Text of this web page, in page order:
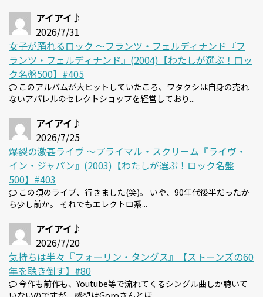
アイアイ♪
2026/7/31
女子が踊れるロック 〜フランツ・フェルディナンド『フ
ランツ・フェルディナンド』(2004)【わたしが選ぶ！ロッ
ク名盤500】#405
このアルバムが大ヒットしていたころ、ワタクシは自身の売れ
ないアパレルのセレクトショップを経営しており...
アイアイ♪
2026/7/25
爆裂の激甚ライヴ 〜プライマル・スクリーム『ライヴ・
イン・ジャパン』(2003)【わたしが選ぶ！ロック名盤
500】#403
この頃のライブ、行きました(笑)。 いや、90年代後半だったか
ら少し前か。 それでもエレクトロ系...
アイアイ♪
2026/7/20
気持ちは半々『フォーリン・タングス』【ストーンズの60
年を聴き倒す】#80
今作も前作も、Youtube等で流れてくるシングル曲しか聴いて